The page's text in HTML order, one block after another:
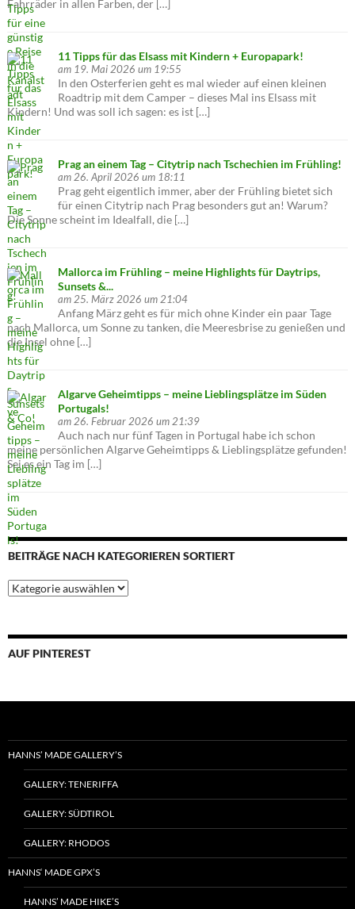
Fahrräder in allen Farben, der […]
11 Tipps für das Elsass mit Kindern + Europapark!
am 19. Mai 2026 um 19:55
In den Osterferien geht es mal wieder auf einen kleinen
Roadtrip mit dem Camper – dieses Mal ins Elsass mit
Kindern! Und was soll ich sagen: es ist […]
Prag an einem Tag – Citytrip nach Tschechien im Frühling!
am 26. April 2026 um 18:11
Prag geht eigentlich immer, aber der Frühling bietet sich
für einen Citytrip nach Prag besonders gut an! Warum?
Die Sonne scheint im Idealfall, die […]
Mallorca im Frühling – meine Highlights für Daytrips,
Sunsets &...
am 25. März 2026 um 21:04
Anfang März geht es für mich ohne Kinder ein paar Tage
nach Mallorca, um Sonne zu tanken, die Meeresbrise zu genießen und
die Insel ohne […]
Algarve Geheimtipps – meine Lieblingsplätze im Süden
Portugals!
am 26. Februar 2026 um 21:39
Auch nach nur fünf Tagen in Portugal habe ich schon
meine persönlichen Algarve Geheimtipps & Lieblingsplätze gefunden!
Sei es ein Tag im […]
BEITRÄGE NACH KATEGORIEREN SORTIERT
Beiträge
nach
AUF PINTEREST
HANNS’ MADE GALLERY’S
GALLERY: TENERIFFA
GALLERY: SÜDTIROL
GALLERY: RHODOS
HANNS‘ MADE GPX’S
HANNS’ MADE HIKE’S